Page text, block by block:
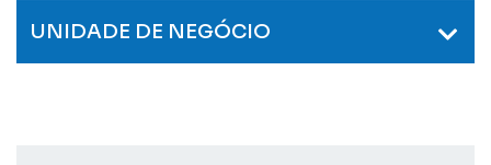
UNIDADE DE NEGÓCIO